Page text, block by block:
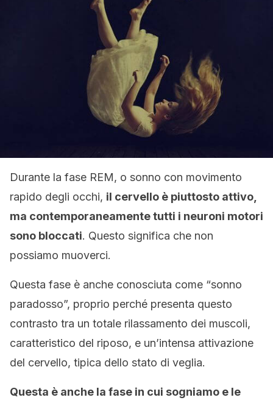
Durante la fase REM, o sonno con movimento
rapido degli occhi, il cervello è piuttosto attivo,
ma contemporaneamente tutti i neuroni motori
sono bloccati. Questo significa che non
possiamo muoverci.
Questa fase è anche conosciuta come “sonno
paradosso”, proprio perché presenta questo
contrasto tra un totale rilassamento dei muscoli,
caratteristico del riposo, e un’intensa attivazione
del cervello, tipica dello stato di veglia.
Questa è anche la fase in cui sogniamo e le